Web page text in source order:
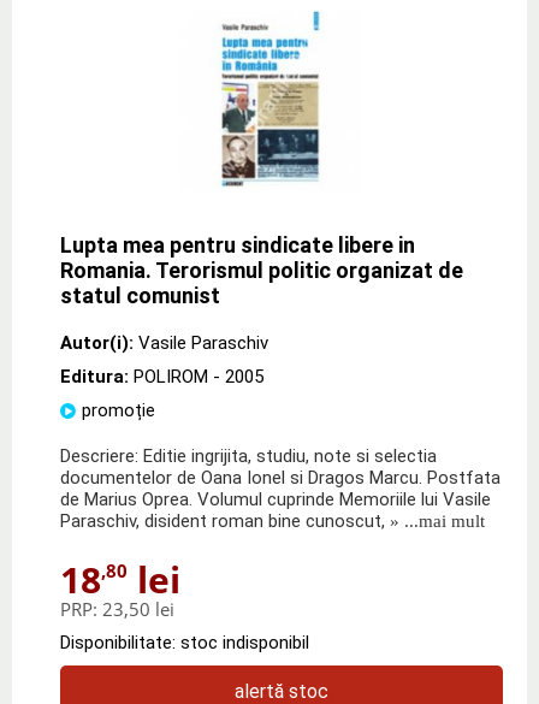
Lupta mea pentru sindicate libere in
Romania. Terorismul politic organizat de
statul comunist
Autor(i): Vasile Paraschiv
Editura: POLIROM - 2005
promoție
Descriere: Editie ingrijita, studiu, note si selectia
documentelor de Oana Ionel si Dragos Marcu. Postfata
de Marius Oprea. Volumul cuprinde Memoriile lui Vasile
Paraschiv, disident roman bine cunoscut, » ...mai mult
18,80 lei
PRP: 23,50 lei
Disponibilitate: stoc indisponibil
alertă stoc